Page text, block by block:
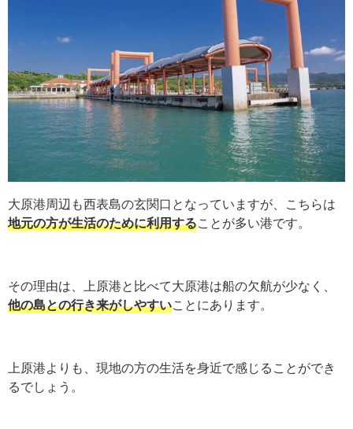
大原港周辺も西表島の玄関口となっていますが、こちらは
地元の方が生活のために利用することが多い港です。
その理由は、上原港と比べて大原港は船の欠航が少なく、
他の島との行き来がしやすいことにあります。
上原港よりも、現地の方の生活を身近で感じることができ
るでしょう。